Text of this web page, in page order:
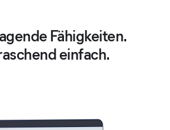
Fähigkeiten.
einfach.